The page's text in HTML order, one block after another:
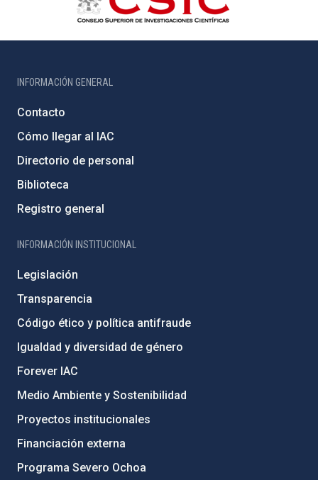
INFORMACIÓN GENERAL
Contacto
Cómo llegar al IAC
Directorio de personal
Biblioteca
Registro general
INFORMACIÓN INSTITUCIONAL
Legislación
Transparencia
Código ético y política antifraude
Igualdad y diversidad de género
Forever IAC
Medio Ambiente y Sostenibilidad
Proyectos institucionales
Financiación externa
Programa Severo Ochoa